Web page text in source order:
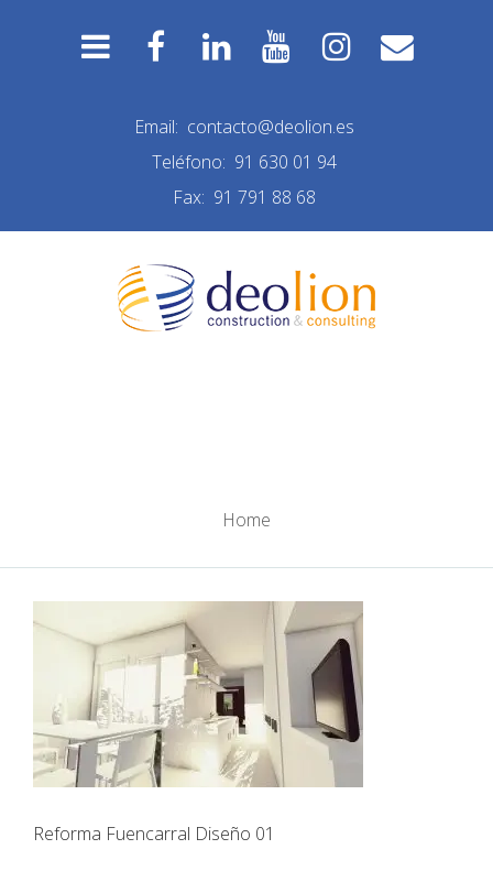
Email: contacto@deolion.es
Teléfono: 91 630 01 94
Fax: 91 791 88 68
Home
Reforma Fuencarral Diseño 01